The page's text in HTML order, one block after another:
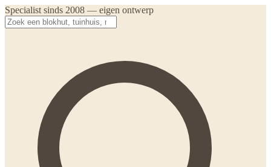
Specialist sinds 2008 — eigen ontwerp